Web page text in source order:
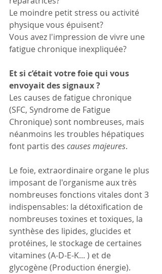
Le moindre petit stress ou activité
physique vous épuisent?
Vous avez l'impression de vivre une
fatigue chronique inexpliquée?
Et si c’était votre foie qui vous
envoyait des signaux ?
Les causes de fatigue chronique
(SFC, Syndrome de Fatigue
Chronique) sont nombreuses, mais
néanmoins les troubles hépatiques
font partis des causes majeures.
Le foie, extraordinaire organe le plus
imposant de l'organisme aux très
nombreuses fonctions vitales dont 3
indispensables: la détoxification de
nombreuses toxines et toxiques, la
synthèse des lipides, glucides et
protéines, le stockage de certaines
vitamines (A-D-E-K... ) et de
glycogène (Production énergie).